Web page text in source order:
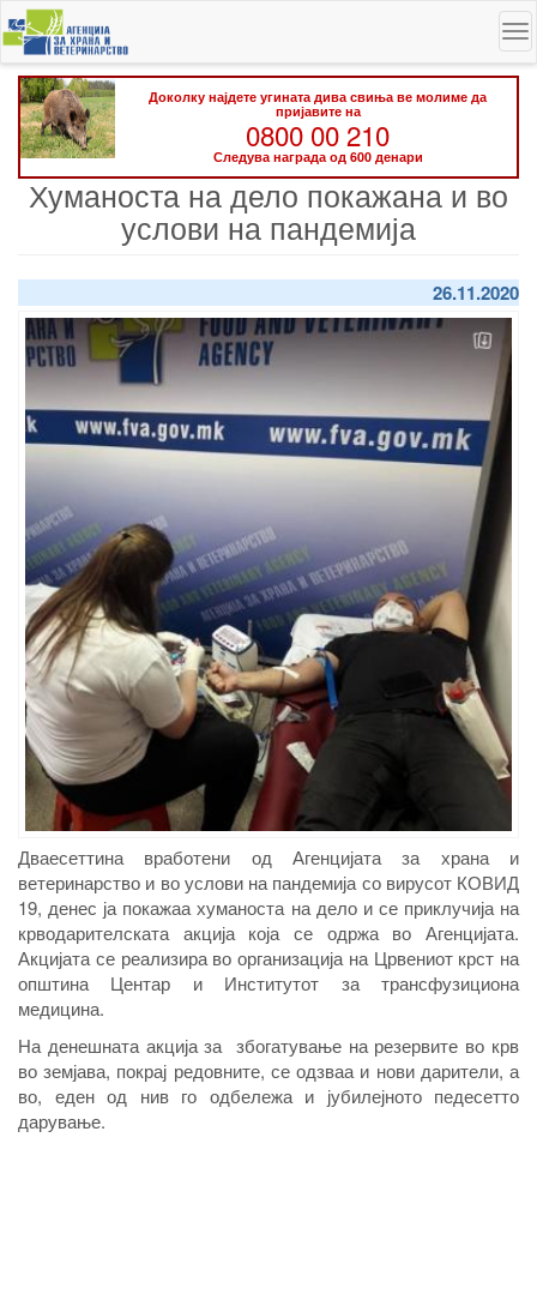
Skip
to
main
content
Доколку најдете угината дива свиња ве молиме да
пријавите на
0800 00 210
Следува награда од 600 денари
Хуманоста на дело покажана и во
услови на пандемија
26.11.2020
Дваесеттина вработени од Агенцијата за храна и
ветеринарство и во услови на пандемија со вирусот КОВИД
19, денес ја покажаа хуманоста на дело и се приклучија на
крводарителската акција која се одржа во Агенцијата.
Акцијата се реализира во организација на Црвениот крст на
општина Центар и Институтот за трансфузициона
медицина.
На денешната акција за збогатување на резервите во крв
во земјава, покрај редовните, се одзваа и нови дарители, а
во, еден од нив го одбележа и јубилејното педесетто
дарување.